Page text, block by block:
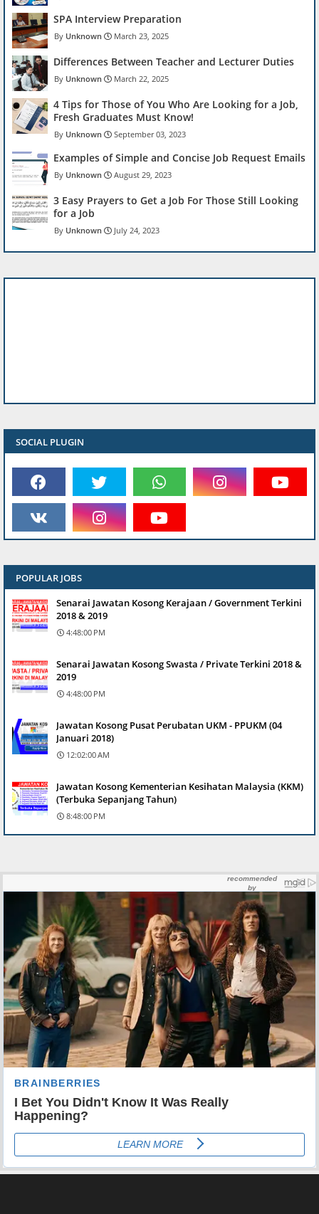
SPA Interview Preparation
Unknown March 23, 2025
Differences Between Teacher and Lecturer Duties
Unknown March 22, 2025
4 Tips for Those of You Who Are Looking for a Job,
Fresh Graduates Must Know!
Unknown September 03, 2023
Examples of Simple and Concise Job Request Emails
Unknown August 29, 2023
3 Easy Prayers to Get a Job For Those Still Looking
for a Job
Unknown July 24, 2023
SOCIAL PLUGIN
POPULAR JOBS
Senarai Jawatan Kosong Kerajaan / Government Terkini
2018 & 2019
4:48:00 PM
Senarai Jawatan Kosong Swasta / Private Terkini 2018 &
2019
4:48:00 PM
Jawatan Kosong Pusat Perubatan UKM - PPUKM (04
Januari 2018)
12:02:00 AM
Jawatan Kosong Kementerian Kesihatan Malaysia (KKM)
(Terbuka Sepanjang Tahun)
8:48:00 PM